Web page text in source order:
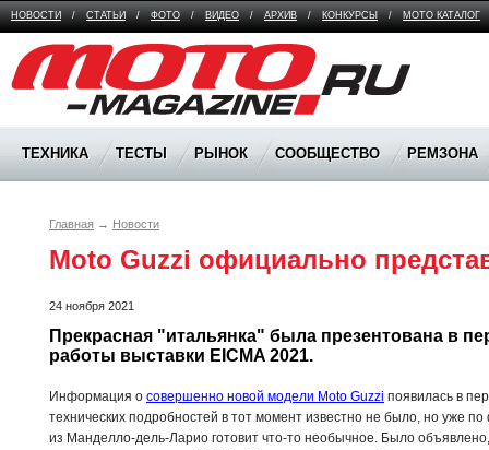
НОВОСТИ / СТАТЬИ / ФОТО / ВИДЕО / АРХИВ / КОНКУРСЫ / МОТО КАТАЛОГ
Moto Magazine
ТЕХНИКА ТЕСТЫ РЫНОК СООБЩЕСТВО РЕМЗОНА
Главная → Новости
Moto Guzzi официально
24 ноября 2021
Прекрасная "итальянка" была презентована в
работы выставки EICMA 2021.
Информация о совершенно новой модели Moto Guzzi появилась в
технических подробностей в тот момент известно не было, но уже
из Манделло-дель-Ларио готовит что-то необычное. Было